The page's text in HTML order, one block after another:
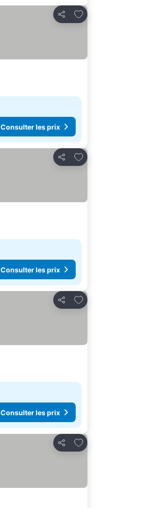
Partager
Ajouter à mes favoris
Consulter les prix
Partager
Ajouter à mes favoris
Consulter les prix
Partager
Ajouter à mes favoris
Consulter les prix
Partager
Ajouter à mes favoris